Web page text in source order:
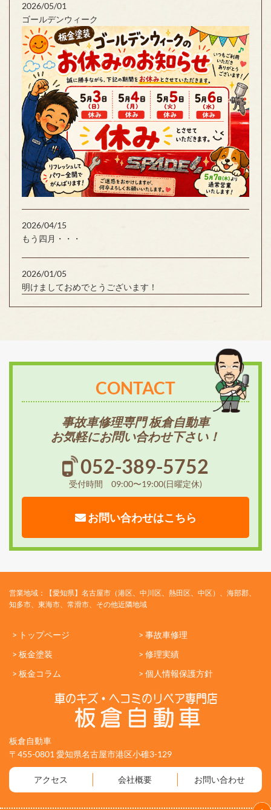
2026/05/01
ゴールデンウィーク
2026/04/15
もう四月・・・
2026/01/05
明けましておめでとうございます！
CONTACT
事故車修理専門 板倉自動車
お気軽にお問い合わせ下さい！
052-389-5752
受付時間 09:00〜19:00(日曜定休)
お問い合わせはこちら
営業地域：【愛知県】名古屋市（港区、中川区、熱田区、中区）、海部郡、
知多市、東海市、常滑市、その他近隣地域
> トップページ
> 事故車修理
> 板金塗装
> 修理実績
> 板金コラム
> 個人情報保護方針
板倉自動車
〒455-0801 愛知県名古屋市港区小碓3-129
アクセス 会社概要 お問い合わせ